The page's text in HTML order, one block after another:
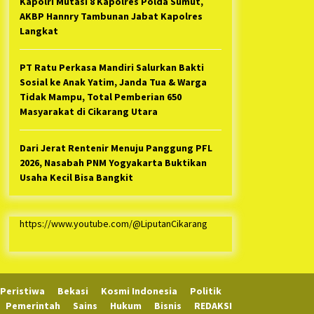
AKBP Hannry Tambunan Jabat Kapolres
Langkat
PT Ratu Perkasa Mandiri Salurkan Bakti
Sosial ke Anak Yatim, Janda Tua & Warga
Tidak Mampu, Total Pemberian 650
Masyarakat di Cikarang Utara
Dari Jerat Rentenir Menuju Panggung PFL
2026, Nasabah PNM Yogyakarta Buktikan
Usaha Kecil Bisa Bangkit
https://www.youtube.com/@LiputanCikarang
Peristiwa Bekasi Kosmi Indonesia
Politik
Pemerintah
Sains Hukum Bisnis REDAKSI